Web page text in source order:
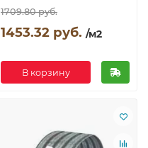
1709.80 руб.
1453.32 руб. /м2
В корзину